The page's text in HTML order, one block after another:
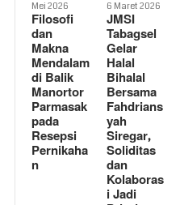
Mei 2026
Filosofi
dan
Makna
Mendalam
di Balik
Manortor
Parmasak
pada
Resepsi
Pernikaha
n
6 Maret 2026
JMSI
Tabagsel
Gelar
Halal
Bihalal
Bersama
Fahdrians
yah
Siregar,
Soliditas
dan
Kolaboras
i Jadi